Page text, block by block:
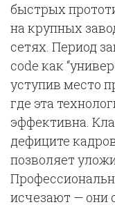
быстрых
на крупных
сетях. Период
code как
уступив место
где эта
эффективна.
дефиците
позволяет
исчезают — они